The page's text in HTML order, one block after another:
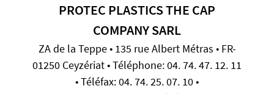
PROTEC PLASTICS THE CAP
COMPANY SARL
ZA de la Teppe • 135 rue Albert Métras • FR-
01250 Ceyzériat • Téléphone: 04. 74. 47. 12. 11
• Téléfax: 04. 74. 25. 07. 10 •